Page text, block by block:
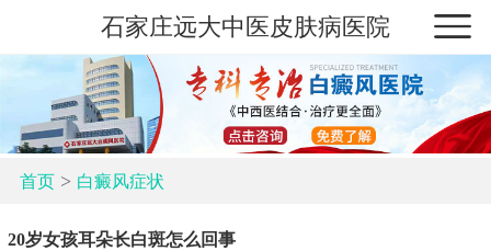
石家庄远大中医皮肤病医院
首页> 白癜风症状
20岁女孩耳朵长白斑怎么回事